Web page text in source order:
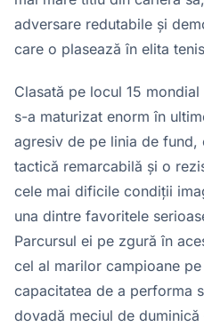
adversare redutabile și
care o plasează în elita
Clasată pe locul 15
s-a maturizat enorm în
agresiv de pe linia de
tactică remarcabilă și o
cele mai dificile condiții
una dintre favoritele
Parcursul ei pe zgură în
cel al marilor campioane
capacitatea de a performa
dovadă meciul de